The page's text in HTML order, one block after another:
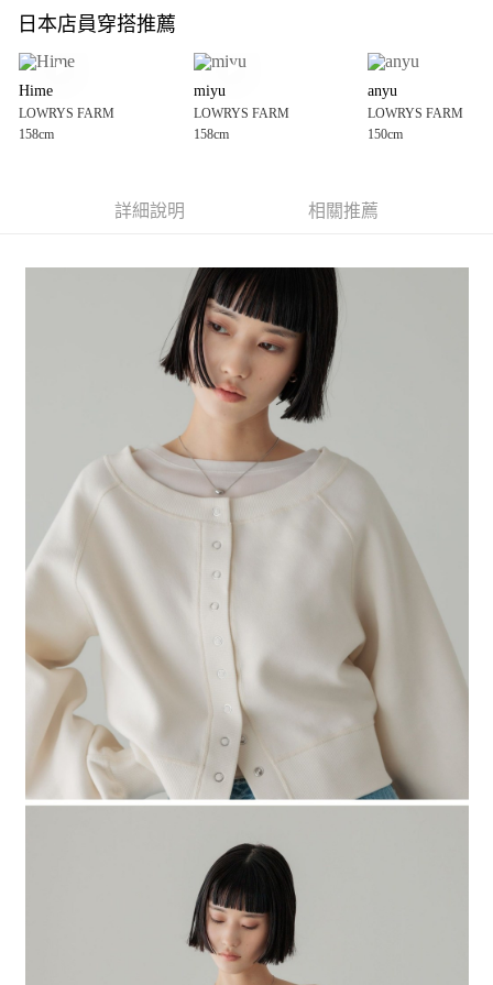
全盈+PAY
大哥付你分期
1.本服務由台灣大哥大提供，台灣大哥大用戶可立即使用無須另外申請。
2.付款方式選擇「大哥付你分期」，訂單成立後會自動跳轉到大哥付的交易
3.實際核准額度、可分期數及費用金額請依後續交易確認頁面所載為準。
4.訂單成立30分鐘內，如未前往確認交易或遇審核未通過，訂單將自動取
1.分期款項不併入電信帳單，「大哥付你分期」於每月結算日後寄送繳費提
2.透過簡訊連結打開帳單後，可選擇「超商條碼／台灣大直營門市／銀行轉
帳／街口支付／iPASS MONEY」等通路繳費。
1.本服務係由「台灣大哥大股份有限公司」（以下簡稱本公司）所提供，讓
用戶於交易時，得透過本服務購買商品或服務，並由商店將買賣／分期付款
買賣價金債權讓與本公司後，依約使用本公司帳單繳交帳款。
2.基於同意付款使用「大哥付你分期」之契約關係目的，商店將以您的個人
資料（包含姓名、電話或地址）提供予台灣大哥大進項蒐集、處理及利用，
由本公司與您本人進行分期帳單所需資料之確認、核對及更正。
3.完整用戶服務條款，請詳閱以下連結：
AFTEE先享後付
３．安心：先確認商品／服務後，再付款。
【「AFTEE先享後付」結帳流程】
１．於結帳方式選擇「AFTEE先享後付」後，將跳轉至「AFTEE先享後付」
結帳頁面，進行簡訊認證並確認金額後，即可完成結帳。
２．訂單成立數日內，您將收到繳費通知簡訊。
３．收到繳費通知簡訊後14天內，點擊此簡訊中的連結，可透過四大超商／
ATM／網路銀行／等多元方式進行付款，方視為交易完成。
※ 請注意：結帳手續完成當下不需立刻繳費，但若您需要取消訂單，請聯絡
購買商品的店家。未經商家同意取消之訂單仍視為有效，需透過AFTEE先享
後付繳納相關費用。
※ 交易是否成功請以「AFTEE先享後付 」之結帳頁面顯示為準，若有關於
是否繳費成功／繳費後需取消欲退款等相關疑問，請聯繫「AFTEE先享後付
客戶支援中心」
https://netprotections.freshdesk.com/support/home
【注意事項】
１．透過由恩沛科技股份有限公司提供之「AFTEE先享後付」服務完成之交
易，需依本服務之必要範圍內提供個人資料，並將交易相關給付款項請求債
權轉讓予恩沛科技股份有限公司。
２．關於個人資料處理事宜，請瀏覽以下網址：
https://aftee.tw/terms/#terms3
３．未成年的使用者請事先徵得法定代理人或監護人之同意方可使用
「AFTEE先享後付」，若未經同意申辦者引起之損失，本公司不負相關責
４．使用「AFTEE先享後付」時，將依據個別帳號之用戶狀況，依本公司即
時審查核予不同之上限額度；若仍有額度不足之情形，本公司將視審查結果
請求用戶進行身份認證。
５．嚴禁一人註冊多個帳號或使用他人資訊註冊。若發現惡意使用之情形，
恩沛科技股份有限公司將有權停止該用戶之使用額度並採取法律行動。
每筆NT$80，滿NT$888(含以上)免運費
每筆NT$80，滿NT$888(含以上)免運費
每筆NT$80，滿NT$1,500(含以上)免運費
付款後 7-11取貨
每筆NT$80，滿NT$1,500(含以上)免運費
每筆NT$80，滿NT$1,500(含以上)免運費
日本店員穿搭推薦
Hime
LOWRYS FARM
158cm
miyu
LOWRYS FARM
158cm
anyu
LOWRYS FARM
150cm
詳細說明 相關推薦